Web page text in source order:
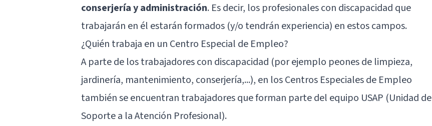
conserjería y administración. Es decir, los profesionales con discapacidad que
trabajarán en él estarán formados (y/o tendrán experiencia) en estos campos.
¿Quién trabaja en un Centro Especial de Empleo?
A parte de los trabajadores con discapacidad (por ejemplo peones de limpieza,
jardinería, mantenimiento, conserjería,...), en los Centros Especiales de Empleo
también se encuentran trabajadores que forman parte del equipo USAP (Unidad de
Soporte a la Atención Profesional).